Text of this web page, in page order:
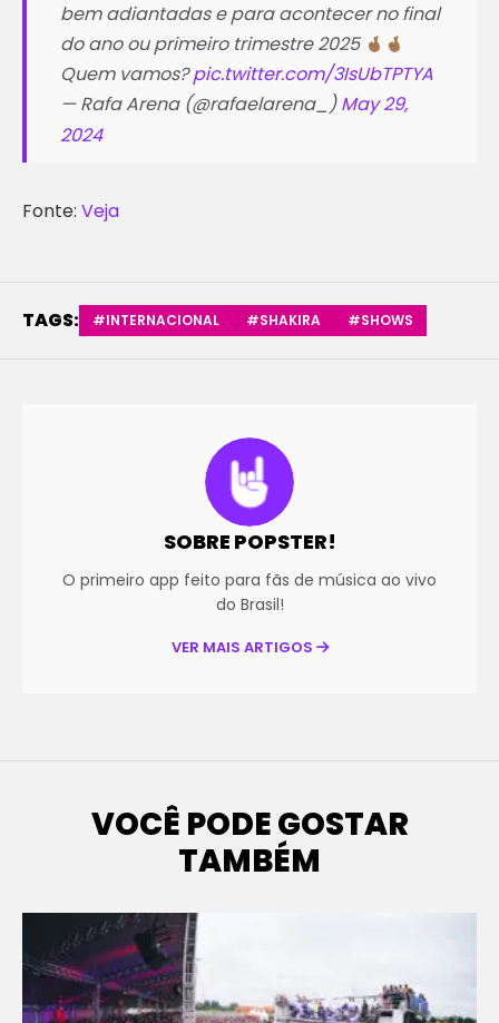
bem adiantadas e para acontecer no final
do ano ou primeiro trimestre 2025
Quem vamos?pic.twitter.com/3IsUbTPTYA
— Rafa Arena (@rafaelarena_)May 29,
2024
Fonte: Veja
TAGS: #INTERNACIONAL #SHAKIRA #SHOWS
SOBRE POPSTER!
O primeiro app feito para fãs de música ao vivo
do Brasil!
VER MAIS ARTIGOS
VOCÊ PODE GOSTAR
TAMBÉM